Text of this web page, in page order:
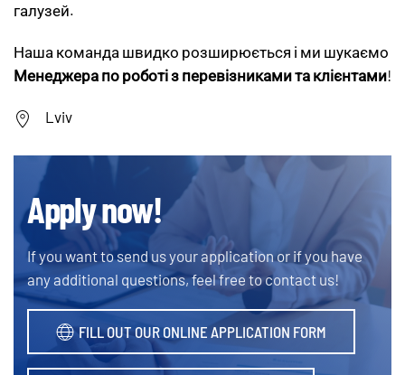
галузей.
Наша команда швидко розширюється і ми шукаємо
Менеджера по роботі з перевізниками та клієнтами!
Lviv
Apply now!
If you want to send us your application or if you have
any additional questions, feel free to contact us!
FILL OUT OUR ONLINE APPLICATION FORM